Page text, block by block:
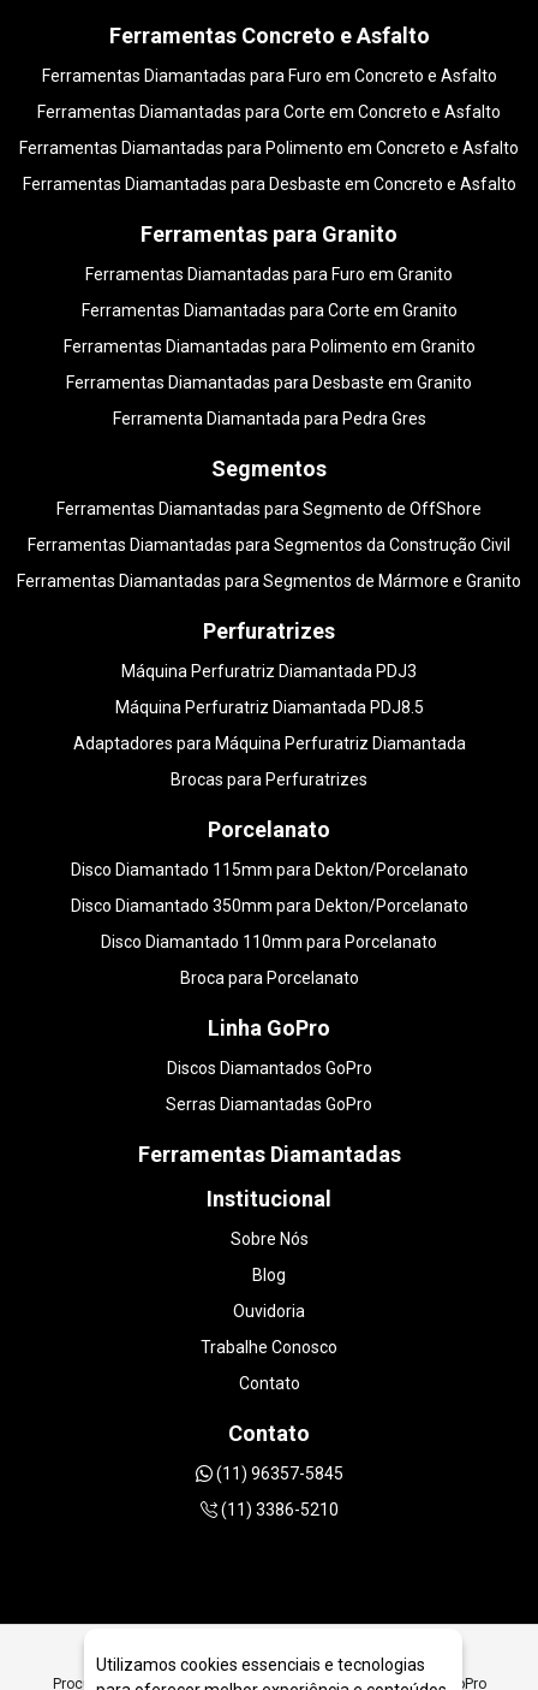
Ferramentas Concreto e Asfalto
Ferramentas Diamantadas para Furo em Concreto e Asfalto
Ferramentas Diamantadas para Corte em Concreto e Asfalto
Ferramentas Diamantadas para Polimento em Concreto e Asfalto
Ferramentas Diamantadas para Desbaste em Concreto e Asfalto
Ferramentas para Granito
Ferramentas Diamantadas para Furo em Granito
Ferramentas Diamantadas para Corte em Granito
Ferramentas Diamantadas para Polimento em Granito
Ferramentas Diamantadas para Desbaste em Granito
Ferramenta Diamantada para Pedra Gres
Segmentos
Ferramentas Diamantadas para Segmento de OffShore
Ferramentas Diamantadas para Segmentos da Construção Civil
Ferramentas Diamantadas para Segmentos de Mármore e Granito
Perfuratrizes
Máquina Perfuratriz Diamantada PDJ3
Máquina Perfuratriz Diamantada PDJ8.5
Adaptadores para Máquina Perfuratriz Diamantada
Brocas para Perfuratrizes
Porcelanato
Disco Diamantado 115mm para Dekton/Porcelanato
Disco Diamantado 350mm para Dekton/Porcelanato
Disco Diamantado 110mm para Porcelanato
Broca para Porcelanato
Linha GoPro
Discos Diamantados GoPro
Serras Diamantadas GoPro
Ferramentas Diamantadas
Institucional
Sobre Nós
Blog
Ouvidoria
Trabalhe Conosco
Contato
Contato
(11) 96357-5845
(11) 3386-5210
Procurando Ferramentas Diamantadas para corte da Linha GoPro
Utilizamos cookies essenciais e tecnologias